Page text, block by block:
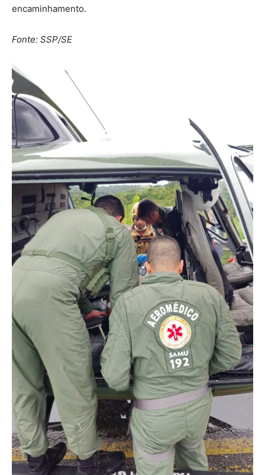
encaminhamento.
Fonte: SSP/SE